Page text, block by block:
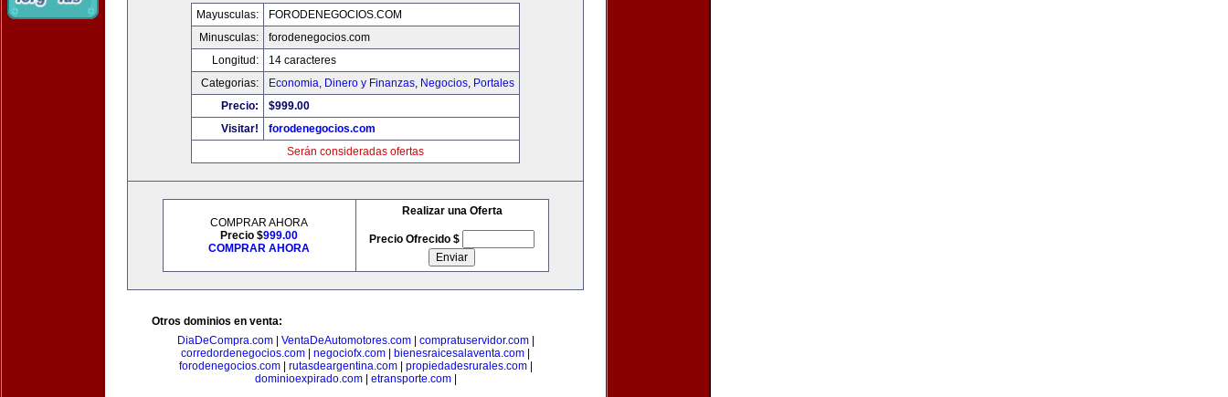
Mayusculas:
FORODENEGOCIOS.COM
Minusculas:
forodenegocios.com
Longitud:
14 caracteres
Categorias:
Economia, Dinero y Finanzas, Negocios, Portales
Precio:
$999.00
Visitar!
forodenegocios.com
Serán consideradas ofertas
COMPRAR AHORA
Precio $999.00
COMPRAR AHORA
Realizar una Oferta
Precio Ofrecido $
Otros dominios en venta:
DiaDeCompra.com| VentaDeAutomotores.com| compratuservidor.com|
corredordenegocios.com
negociofx.com bienesraicesalaventa.com
forodenegocios.com| rutasdeargentina.com| propiedadesrurales.com|
dominioexpirado.com| etransporte.com|